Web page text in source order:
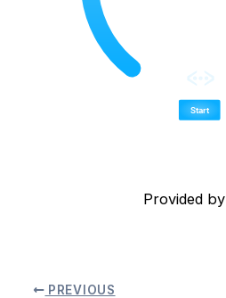
Provided by
PREVIOUS